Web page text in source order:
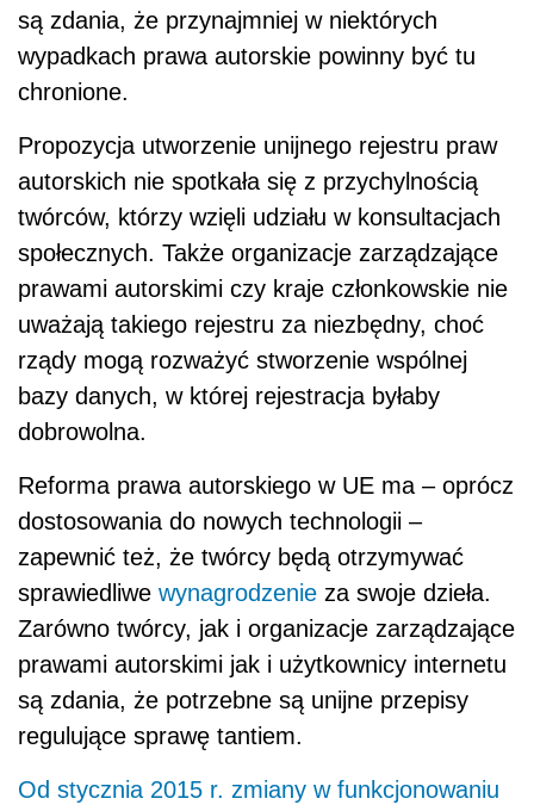
są zdania, że przynajmniej w niektórych
wypadkach prawa autorskie powinny być tu
chronione.
Propozycja utworzenie unijnego rejestru praw
autorskich nie spotkała się z przychylnością
twórców, którzy wzięli udziału w konsultacjach
społecznych. Także organizacje zarządzające
prawami autorskimi czy kraje członkowskie nie
uważają takiego rejestru za niezbędny, choć
rządy mogą rozważyć stworzenie wspólnej
bazy danych, w której rejestracja byłaby
dobrowolna.
Reforma prawa autorskiego w UE ma – oprócz
dostosowania do nowych technologii –
zapewnić też, że twórcy będą otrzymywać
sprawiedliwe wynagrodzenie za swoje dzieła.
Zarówno twórcy, jak i organizacje zarządzające
prawami autorskimi jak i użytkownicy internetu
są zdania, że potrzebne są unijne przepisy
regulujące sprawę tantiem.
Od stycznia 2015 r. zmiany w funkcjonowaniu